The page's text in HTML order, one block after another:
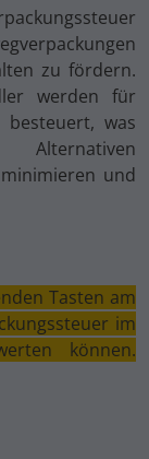
zu fördern.
werden für
besteuert, was
Alternativen
und
Tasten am
im
können.